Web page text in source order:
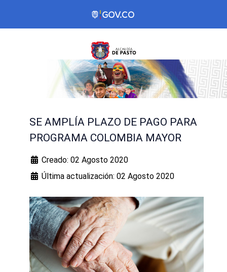
SE AMPLÍA PLAZO DE PAGO PARA
PROGRAMA COLOMBIA MAYOR
Creado: 02 Agosto 2020
Última actualización: 02 Agosto 2020